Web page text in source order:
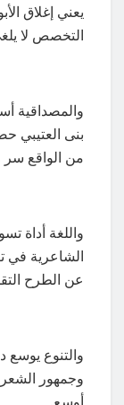
يعني إغلاق
التخصص لا
والمصداقية
بنى العتيبي
من الواقع
واللغة أداة
الشاعرية في
عن الطرح
والتنوع يوسع
وجمهور